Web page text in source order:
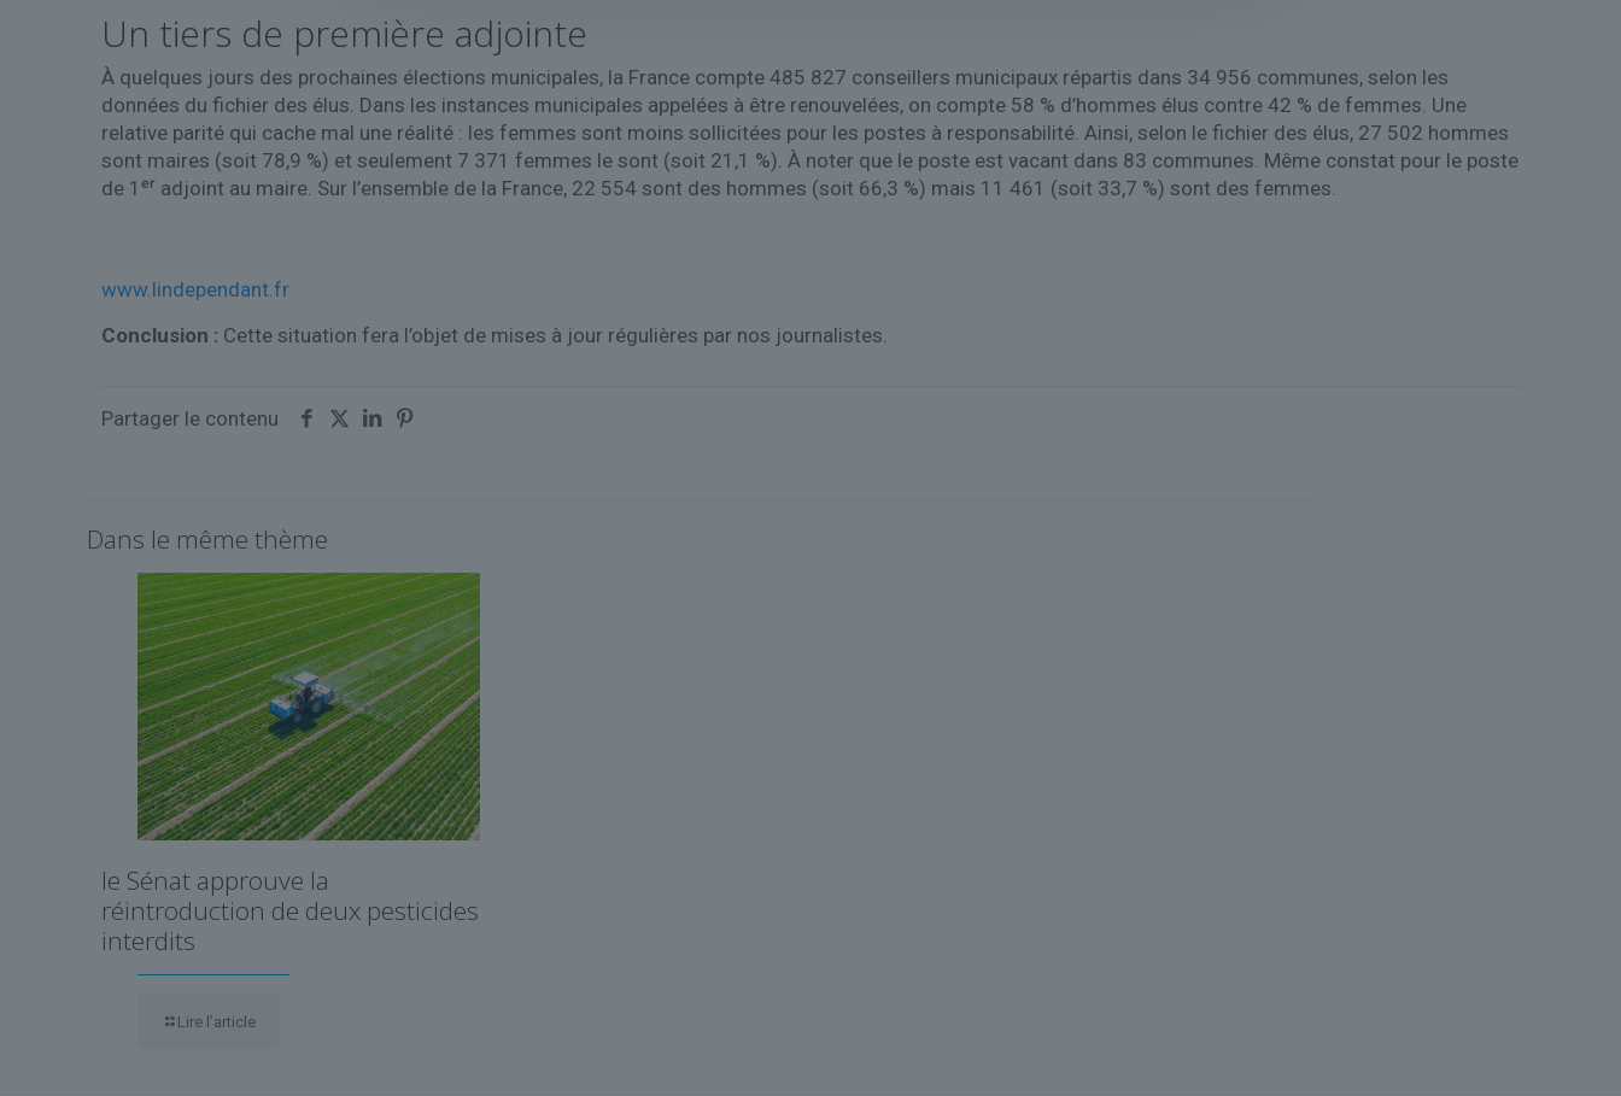
Un tiers de première adjointe
À quelques jours des prochaines élections municipales, la France compte 485 827 conseillers municipaux répartis dans 34 956 communes, selon les
données du fichier des élus. Dans les instances municipales appelées à être renouvelées, on compte 58 % d’hommes élus contre 42 % de femmes. Une
relative parité qui cache mal une réalité : les femmes sont moins sollicitées pour les postes à responsabilité. Ainsi, selon le fichier des élus, 27 502 hommes
sont maires (soit 78,9 %) et seulement 7 371 femmes le sont (soit 21,1 %). À noter que le poste est vacant dans 83 communes. Même constat pour le poste
de 1ᵉʳ adjoint au maire. Sur l’ensemble de la France, 22 554 sont des hommes (soit 66,3 %) mais 11 461 (soit 33,7 %) sont des femmes.
www.lindependant.fr
Conclusion : Cette situation fera l’objet de mises à jour régulières par nos journalistes.
Partager le contenu
Dans le même thème
le Sénat approuve la
réintroduction de deux pesticides
interdits
Lire l’article